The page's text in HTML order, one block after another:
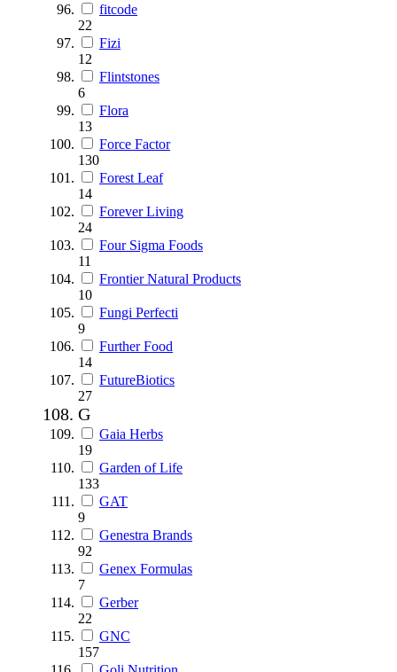
fitcode
22
Fizi
12
Flintstones
6
Flora
13
Force Factor
130
Forest Leaf
14
Forever Living
24
Four Sigma Foods
11
Frontier Natural Products
10
Fungi Perfecti
9
Further Food
14
FutureBiotics
27
G
Gaia Herbs
19
Garden of Life
133
GAT
9
Genestra Brands
92
Genex Formulas
7
Gerber
22
GNC
157